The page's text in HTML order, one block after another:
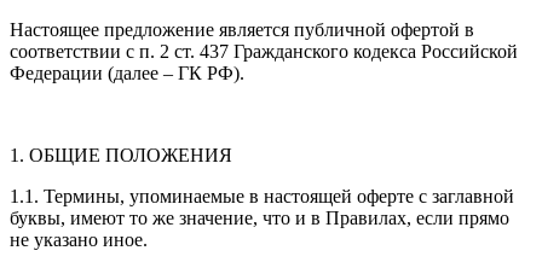
Настоящее предложение является публичной офертой в
соответствии с п. 2 ст. 437 Гражданского кодекса Российской
Федерации (далее – ГК РФ).
1. ОБЩИЕ ПОЛОЖЕНИЯ
1.1. Термины, упоминаемые в настоящей оферте с заглавной
буквы, имеют то же значение, что и в Правилах, если прямо
не указано иное.